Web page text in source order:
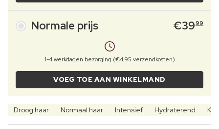
Normale prijs €3999
1-4 werkdagen bezorging (€4,95 verzendkosten)
VOEG TOE AAN WINKELMAND
Droog haar Normaal haar Intensief Hydraterend